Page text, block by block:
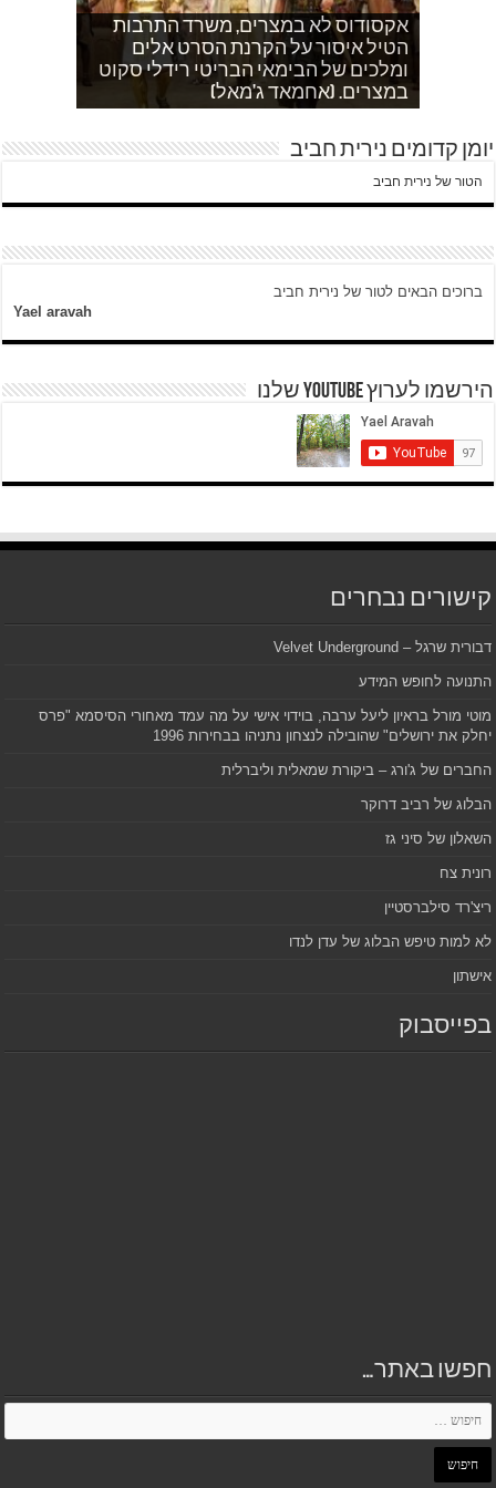
אקסודוס לא במצרים, משרד התרבות
הטיל איסור על הקרנת הסרט אלים
ומלכים של הבימאי הבריטי רידלי סקוט
במצרים. (אחמאד ג'מאל)
אחמד כותב על השאלה שעולה במצרים
לגבי הסכמי קמפ דויד
איך הפכתי לטרוריסט. עדות שסיפר לי
ח'אדר בבית לחם.
עוד בוקר בדרך לגן…סובחייה כותבת ד"ש
מהחיים בין המחסומים במזרח ירושלים
לאדם אני משתדלת לא לספר כלום
וכשיש ירי
אחהצ שקט באום לייסון, בשעות בין
ערביים צור באהר נשקפת פסטורלית
היום לא היו כאן עימותים.
יומן קדומים נירית חביב
הטור של נירית חביב
ברוכים הבאים לטור של נירית חביב
Yael aravah
הירשמו לערוץ YOUTUBE שלנו
קישורים נבחרים
דבורית שרגל – Velvet Underground
התנועה לחופש המידע
מוטי מורל בראיון ליעל ערבה, בוידוי אישי על מה עמד מאחורי הסיסמא "פרס
יחלק את ירושלים" שהובילה לנצחון נתניהו בבחירות 1996
החברים של ג'ורג – ביקורת שמאלית וליברלית
הבלוג של רביב דרוקר
השאלון של סיני גז
רונית צח
ריצ'רד סילברסטיין
לא למות טיפש הבלוג של עדן לנדו
אישתון
בפייסבוק
חפשו באתר…